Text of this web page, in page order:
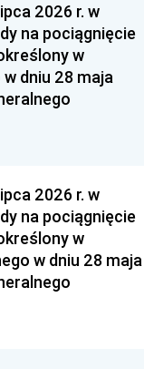
2026 r. w
na pociągnięcie
w
dniu 28 maja
2026 r. w
na pociągnięcie
w
w dniu 28 maja